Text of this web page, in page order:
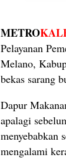
METRO
Pelayanan
Melano,
bekas sarang
Dapur
apalagi
menyebabkan
mengalami